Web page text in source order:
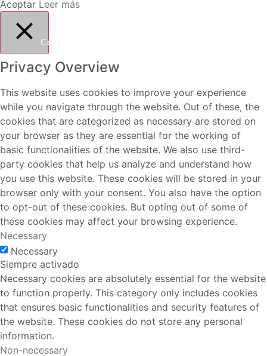
Aceptar Leer más
Cerrar
Privacy Overview
This website uses cookies to improve your experience
while you navigate through the website. Out of these, the
cookies that are categorized as necessary are stored on
your browser as they are essential for the working of
basic functionalities of the website. We also use third-
party cookies that help us analyze and understand how
you use this website. These cookies will be stored in your
browser only with your consent. You also have the option
to opt-out of these cookies. But opting out of some of
these cookies may affect your browsing experience.
Necessary
Necessary
Siempre activado
Necessary cookies are absolutely essential for the website
to function properly. This category only includes cookies
that ensures basic functionalities and security features of
the website. These cookies do not store any personal
information.
Non-necessary